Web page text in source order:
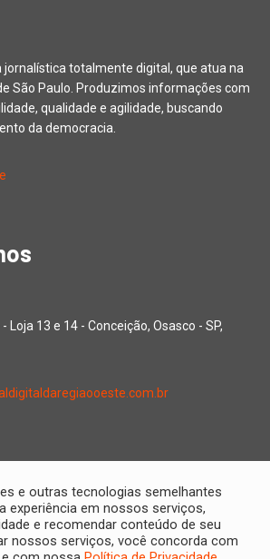
totalmente digital, que atua na
São Paulo. Produzimos informações com
qualidade e agilidade, buscando
da democracia.
Loja 13 e 14 - Conceição, Osasco - SP,
Digital da Região Oeste | Desenvolvido
e outras tecnologias semelhantes
experiência em nossos serviços,
e recomendar conteúdo de seu
nossos serviços, você concorda com